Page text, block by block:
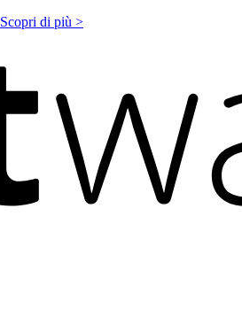
Scopri di più >